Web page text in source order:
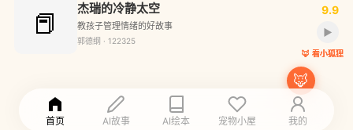
🦊 看小狐狸
🦊 看小狐狸
🦊 看小狐狸
📕 杰瑞的冷静太空
教孩子管理情绪的好故事
郭德纲 · 122325
9.9
▶
🦊 看小狐狸
🦊
首页 AI故事 AI绘本 宠物小屋 我的